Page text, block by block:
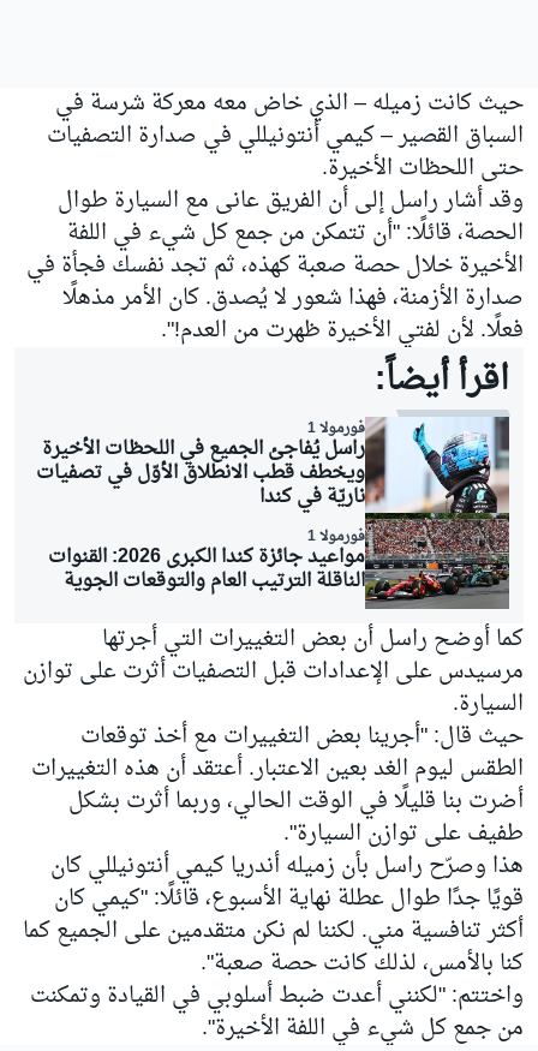
حيث كانت زميله – الذي خاض معه معركة شرسة في
السباق القصير – كيمي أنتونيللي في صدارة التصفيات
حتى اللحظات الأخيرة.
وقد أشار راسل إلى أن الفريق عانى مع السيارة طوال
الحصة، قائلًا: "أن تتمكن من جمع كل شيء في اللفة
الأخيرة خلال حصة صعبة كهذه، ثم تجد نفسك فجأة في
صدارة الأزمنة، فهذا شعور لا يُصدق. كان الأمر مذهلًا
فعلًا. لأن لفتي الأخيرة ظهرت من العدم!".
اقرأ أيضاً:
فورمولا 1
راسل يُفاجئ الجميع في اللحظات الأخيرة
ويخطف قطب الانطلاق الأوّل في تصفيات
ناريّة في كندا
فورمولا 1
مواعيد جائزة كندا الكبرى 2026: القنوات
الناقلة الترتيب العام والتوقعات الجوية
كما أوضح راسل أن بعض التغييرات التي أجرتها
مرسيدس على الإعدادات قبل التصفيات أثرت على توازن
السيارة.
حيث قال: "أجرينا بعض التغييرات مع أخذ توقعات
الطقس ليوم الغد بعين الاعتبار. أعتقد أن هذه التغييرات
أضرت بنا قليلًا في الوقت الحالي، وربما أثرت بشكل
طفيف على توازن السيارة".
هذا وصرّح راسل بأن زميله أندريا كيمي أنتونيللي كان
قويًا جدًا طوال عطلة نهاية الأسبوع، قائلًا: "كيمي كان
أكثر تنافسية مني. لكننا لم نكن متقدمين على الجميع كما
كنا بالأمس، لذلك كانت حصة صعبة".
واختتم: "لكنني أعدت ضبط أسلوبي في القيادة وتمكنت
من جمع كل شيء في اللفة الأخيرة".